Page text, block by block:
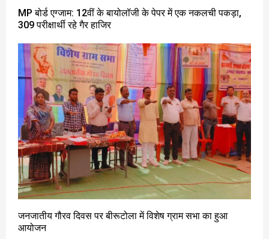
MP बोर्ड एग्जाम: 12वीं के बायोलॉजी के पेपर में एक नकलची पकड़ा,
309 परीक्षार्थी रहे गैर हाजिर
जनजातीय गौरव दिवस पर बीरूटोला में विशेष ग्राम सभा का हुआ
आयोजन